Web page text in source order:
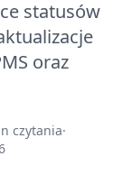
statusów
oraz
czytania·